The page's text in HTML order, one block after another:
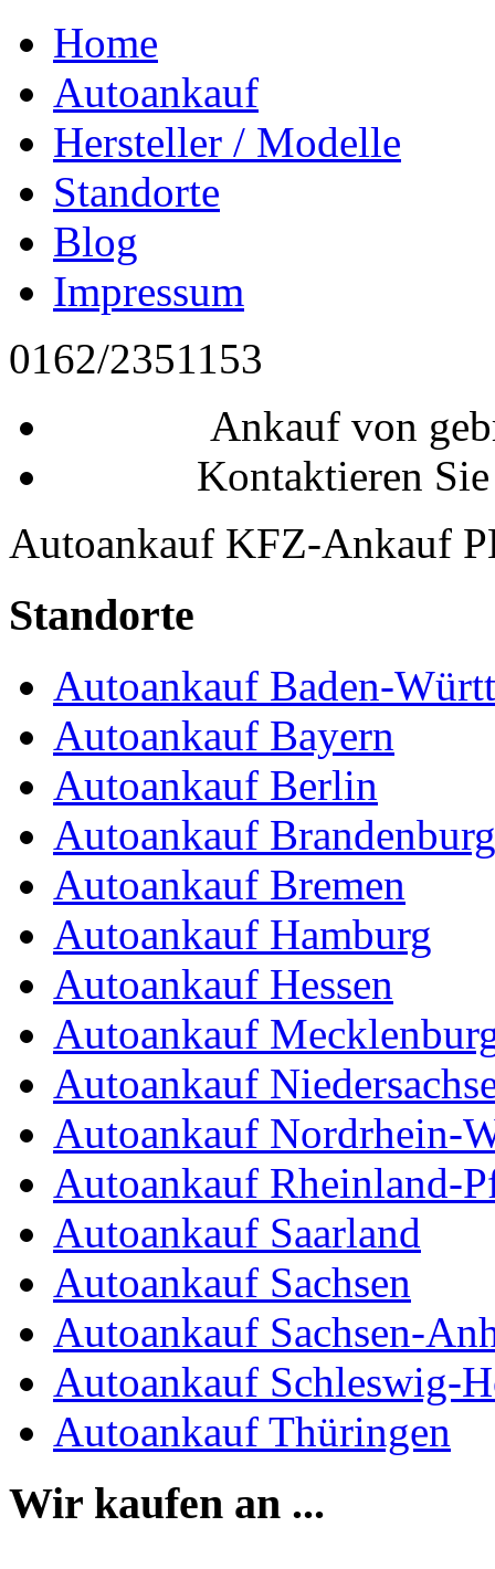
Home
Autoankauf
Hersteller / Modelle
Standorte
Blog
Impressum
0162/2351153
Ankauf von
Kontaktieren
Autoankauf KFZ-Ankauf
Standorte
Autoankauf Baden-
Autoankauf Bayern
Autoankauf Berlin
Autoankauf Brandenburg
Autoankauf Bremen
Autoankauf Hamburg
Autoankauf Hessen
Autoankauf
Autoankauf
Autoankauf Nordrhein-
Autoankauf Rheinland-
Autoankauf Saarland
Autoankauf Sachsen
Autoankauf Sachsen-
Autoankauf Schleswig-
Autoankauf Thüringen
Wir kaufen an ...